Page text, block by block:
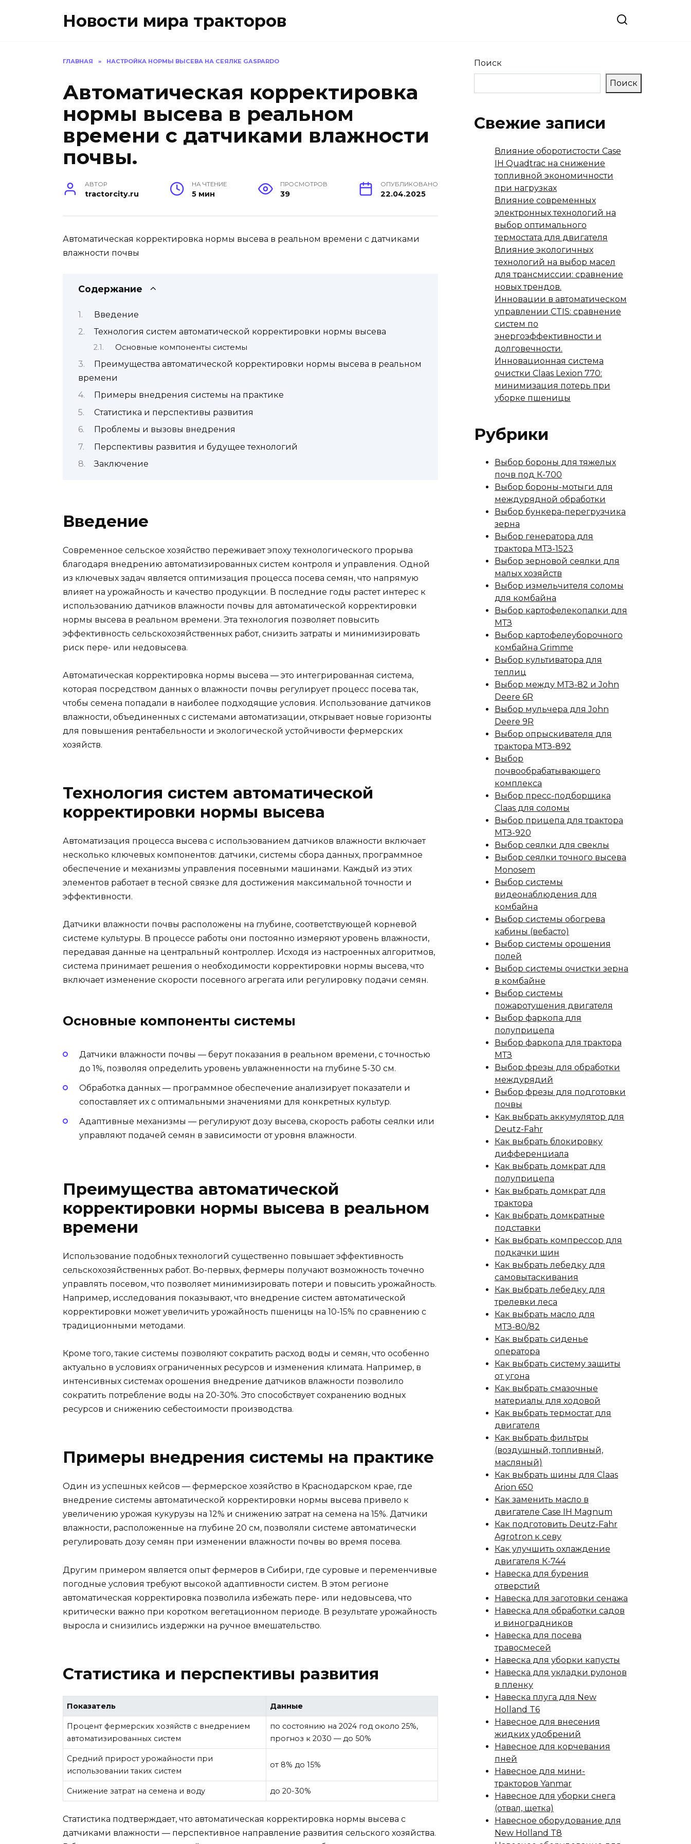
Новости мира тракторов
ГЛАВНАЯ » НАСТРОЙКА НОРМЫ ВЫСЕВА НА СЕЯЛКЕ GASPARDO
Автоматическая корректировка
нормы высева в реальном
времени с датчиками влажности
почвы.
АВТОР
tractorcity.ru
НА ЧТЕНИЕ
5 мин
ПРОСМОТРОВ
39
ОПУБЛИКОВАНО
22.04.2025
Автоматическая корректировка нормы высева в реальном времени с датчиками
влажности почвы
Содержание
Введение
Технология систем автоматической корректировки нормы высева
Основные компоненты системы
Преимущества автоматической корректировки нормы высева в реальном
времени
Примеры внедрения системы на практике
Статистика и перспективы развития
Проблемы и вызовы внедрения
Перспективы развития и будущее технологий
Заключение
Введение
Современное сельское хозяйство переживает эпоху технологического прорыва
благодаря внедрению автоматизированных систем контроля и управления. Одной
из ключевых задач является оптимизация процесса посева семян, что напрямую
влияет на урожайность и качество продукции. В последние годы растет интерес к
использованию датчиков влажности почвы для автоматической корректировки
нормы высева в реальном времени. Эта технология позволяет повысить
эффективность сельскохозяйственных работ, снизить затраты и минимизировать
риск пере- или недовысева.
Автоматическая корректировка нормы высева — это интегрированная система,
которая посредством данных о влажности почвы регулирует процесс посева так,
чтобы семена попадали в наиболее подходящие условия. Использование датчиков
влажности, объединенных с системами автоматизации, открывает новые горизонты
для повышения рентабельности и экологической устойчивости фермерских
хозяйств.
Технология систем автоматической
корректировки нормы высева
Автоматизация процесса высева с использованием датчиков влажности включает
несколько ключевых компонентов: датчики, системы сбора данных, программное
обеспечение и механизмы управления посевными машинами. Каждый из этих
элементов работает в тесной связке для достижения максимальной точности и
эффективности.
Датчики влажности почвы расположены на глубине, соответствующей корневой
системе культуры. В процессе работы они постоянно измеряют уровень влажности,
передавая данные на центральный контроллер. Исходя из настроенных алгоритмов,
система принимает решения о необходимости корректировки нормы высева, что
включает изменение скорости посевного агрегата или регулировку подачи семян.
Основные компоненты системы
Датчики влажности почвы — берут показания в реальном времени, с точностью
до 1%, позволяя определить уровень увлажненности на глубине 5-30 см.
Обработка данных — программное обеспечение анализирует показатели и
сопоставляет их с оптимальными значениями для конкретных культур.
Адаптивные механизмы — регулируют дозу высева, скорость работы сеялки или
управляют подачей семян в зависимости от уровня влажности.
Преимущества автоматической
корректировки нормы высева в реальном
времени
Использование подобных технологий существенно повышает эффективность
сельскохозяйственных работ. Во-первых, фермеры получают возможность точечно
управлять посевом, что позволяет минимизировать потери и повысить урожайность.
Например, исследования показывают, что внедрение систем автоматической
корректировки может увеличить урожайность пшеницы на 10-15% по сравнению с
традиционными методами.
Кроме того, такие системы позволяют сократить расход воды и семян, что особенно
актуально в условиях ограниченных ресурсов и изменения климата. Например, в
интенсивных системах орошения внедрение датчиков влажности позволило
сократить потребление воды на 20-30%. Это способствует сохранению водных
ресурсов и снижению себестоимости производства.
Примеры внедрения системы на практике
Один из успешных кейсов — фермерское хозяйство в Краснодарском крае, где
внедрение системы автоматической корректировки нормы высева привело к
увеличению урожая кукурузы на 12% и снижению затрат на семена на 15%. Датчики
влажности, расположенные на глубине 20 см, позволяли системе автоматически
регулировать дозу семян при изменении влажности почвы во время посева.
Другим примером является опыт фермеров в Сибири, где суровые и переменчивые
погодные условия требуют высокой адаптивности систем. В этом регионе
автоматическая корректировка позволила избежать пере- или недовысева, что
критически важно при коротком вегетационном периоде. В результате урожайность
выросла и снизились издержки на ручное вмешательство.
Статистика и перспективы развития
Показатель Данные
Процент фермерских хозяйств с внедрением
автоматизированных систем
по состоянию на 2024 год около 25%,
прогноз к 2030 — до 50%
Средний прирост урожайности при
использовании таких систем
от 8% до 15%
Снижение затрат на семена и воду до 20-30%
Статистика подтверждает, что автоматическая корректировка нормы высева с
датчиками влажности — перспективное направление развития сельского хозяйства.
Поиск
Поиск
Свежие записи
Влияние оборотистости Case
IH Quadtrac на снижение
топливной экономичности
при нагрузках
Влияние современных
электронных технологий на
выбор оптимального
термостата для двигателя
Влияние экологичных
технологий на выбор масел
для трансмиссии: сравнение
новых трендов.
Инновации в автоматическом
управлении CTIS: сравнение
систем по
энергоэффективности и
долговечности.
Инновационная система
очистки Claas Lexion 770:
минимизация потерь при
уборке пшеницы
Рубрики
Выбор бороны для тяжелых
почв под К-700
Выбор бороны-мотыги для
междурядной обработки
Выбор бункера-перегрузчика
зерна
Выбор генератора для
трактора МТЗ-1523
Выбор зерновой сеялки для
малых хозяйств
Выбор измельчителя соломы
для комбайна
Выбор картофелекопалки для
МТЗ
Выбор картофелеуборочного
комбайна Grimme
Выбор культиватора для
теплиц
Выбор между МТЗ-82 и John
Deere 6R
Выбор мульчера для John
Deere 9R
Выбор опрыскивателя для
трактора МТЗ-892
Выбор
почвообрабатывающего
комплекса
Выбор пресс-подборщика
Claas для соломы
Выбор прицепа для трактора
МТЗ-920
Выбор сеялки для свеклы
Выбор сеялки точного высева
Monosem
Выбор системы
видеонаблюдения для
комбайна
Выбор системы обогрева
кабины (вебасто)
Выбор системы орошения
полей
Выбор системы очистки зерна
в комбайне
Выбор системы
пожаротушения двигателя
Выбор фаркопа для
полуприцепа
Выбор фаркопа для трактора
МТЗ
Выбор фрезы для обработки
междурядий
Выбор фрезы для подготовки
почвы
Как выбрать аккумулятор для
Deutz-Fahr
Как выбрать блокировку
дифференциала
Как выбрать домкрат для
полуприцепа
Как выбрать домкрат для
трактора
Как выбрать домкратные
подставки
Как выбрать компрессор для
подкачки шин
Как выбрать лебедку для
самовытаскивания
Как выбрать лебедку для
трелевки леса
Как выбрать масло для
МТЗ-80/82
Как выбрать сиденье
оператора
Как выбрать систему защиты
от угона
Как выбрать смазочные
материалы для ходовой
Как выбрать термостат для
двигателя
Как выбрать фильтры
(воздушный, топливный,
масляный)
Как выбрать шины для Claas
Arion 650
Как заменить масло в
двигателе Case IH Magnum
Как подготовить Deutz-Fahr
Agrotron к севу
Как улучшить охлаждение
двигателя К-744
Навеска для бурения
отверстий
Навеска для заготовки сенажа
Навеска для обработки садов
и виноградников
Навеска для посева
травосмесей
Навеска для уборки капусты
Навеска для укладки рулонов
в пленку
Навеска плуга для New
Holland T6
Навесное для внесения
жидких удобрений
Навесное для корчевания
пней
Навесное для мини-
тракторов Yanmar
Навесное для уборки снега
(отвал, щетка)
Навесное оборудование для
New Holland T8